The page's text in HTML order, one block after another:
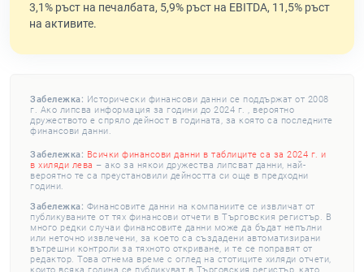
3,1% ръст на печалбата, 5,9% ръст на EBITDA, 11,5% ръст
на активите.
Забележка: Исторически финансови данни се поддържат от 2008
г. Ако липсва информация за години до 2024 г. , вероятно
дружеството е спряло дейност в годината, за която са последните
финансови данни.
Забележка: Всички финансови данни в таблиците са за 2024 г. и
в хиляди лева – ако за някои дружества липсват данни, най-
вероятно те са преустановили дейността си още в предходни
години.
Забележка: Финансовите данни на компаниите се извличат от
публикуваните от тях финансови отчети в Търговския регистър. В
много редки случаи финансовите данни може да бъдат непълни
или неточно извлечени, за което са създадени автоматизирани
вътрешни контроли за тяхното откриване, и те се поправят от
редактор. Това отнема време с оглед на стотиците хиляди отчети,